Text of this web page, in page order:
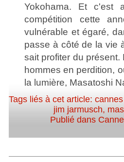
Yokohama. Et c'est
compétition cette
vulnérable et égaré,
passe à côté de la vie
sait profiter du
hommes en perdition,
la lumière, Masatoshi
Tags liés à cet article:
jim jarmusch,
Publié dans